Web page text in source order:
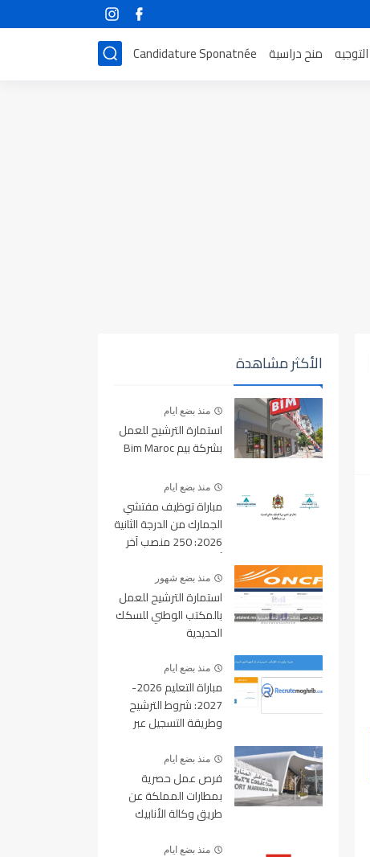
التوجيه منح دراسية Candidature Sponatnée
الأكثر مشاهدة
منذ بضع ايام
استمارة الترشيح للعمل
بشركة بيم Bim Maroc
منذ بضع ايام
مباراة توظيف مفتشي
الجمارك من الدرجة الثانية
2026: 250 منصب آخر
2026منذ بضع شهور
استمارة الترشيح للعمل
بالمكتب الوطني للسكك
الحديدية
منذ بضع ايام
مباراة التعليم 2026-
2027: شروط الترشيح
وطريقة التسجيل عبر
منذ بضع ايام
فرص عمل حصرية
بمطارات المملكة عن
طريق وكالة الأنابيك
منذ بضع ايام